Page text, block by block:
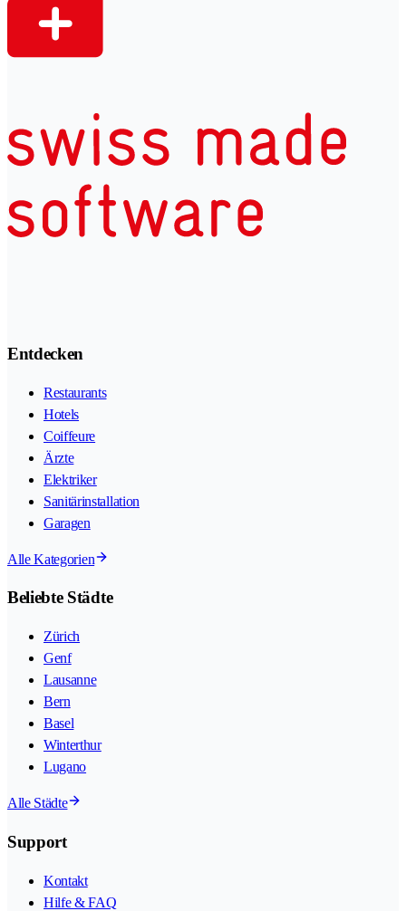
Entdecken
Restaurants
Hotels
Coiffeure
Ärzte
Elektriker
Sanitärinstallation
Garagen
Alle Kategorien
Beliebte Städte
Zürich
Genf
Lausanne
Bern
Basel
Winterthur
Lugano
Alle Städte
Support
Kontakt
Hilfe & FAQ